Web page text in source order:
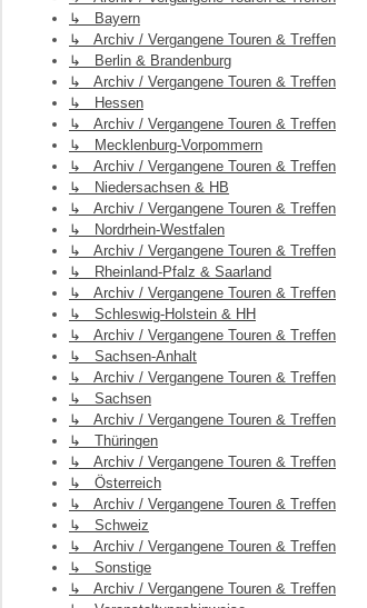
↳ Bayern
↳ Archiv / Vergangene Touren & Treffen
↳ Berlin & Brandenburg
↳ Archiv / Vergangene Touren & Treffen
↳ Hessen
↳ Archiv / Vergangene Touren & Treffen
↳ Mecklenburg-Vorpommern
↳ Archiv / Vergangene Touren & Treffen
↳ Niedersachsen & HB
↳ Archiv / Vergangene Touren & Treffen
↳ Nordrhein-Westfalen
↳ Archiv / Vergangene Touren & Treffen
↳ Rheinland-Pfalz & Saarland
↳ Archiv / Vergangene Touren & Treffen
↳ Schleswig-Holstein & HH
↳ Archiv / Vergangene Touren & Treffen
↳ Sachsen-Anhalt
↳ Archiv / Vergangene Touren & Treffen
↳ Sachsen
↳ Archiv / Vergangene Touren & Treffen
↳ Thüringen
↳ Archiv / Vergangene Touren & Treffen
↳ Österreich
↳ Archiv / Vergangene Touren & Treffen
↳ Schweiz
↳ Archiv / Vergangene Touren & Treffen
↳ Sonstige
↳ Archiv / Vergangene Touren & Treffen